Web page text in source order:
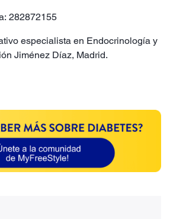
282872155
especialista en Endocrinología y
Jiménez Díaz, Madrid.